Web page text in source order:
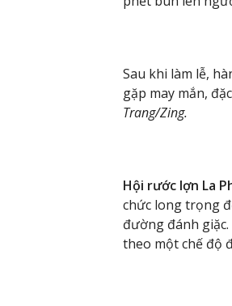
Sau khi làm lễ,
gặp may mắn,
Trang/Zing.
Hội rước lợn La
chức long trọng
đường đánh
theo một chế độ